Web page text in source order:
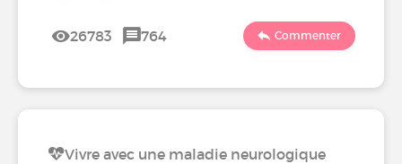
26783 764 Commenter
Vivre avec une maladie neurologique